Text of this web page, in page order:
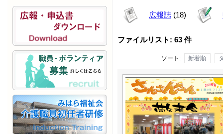
広報誌 (18)
ファイルリスト: 63 件
ソート: 新着順